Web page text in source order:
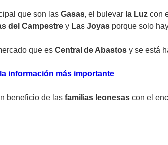
que son las Gasas, el bulevar la Luz con
del Campestre y Las Joyas porque solo
que es Central de Abastos y se está
información más importante
beneficio de las familias leonesas con el